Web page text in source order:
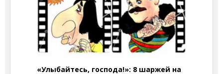
«Улыбайтесь, господа!»: 8 шаржей на